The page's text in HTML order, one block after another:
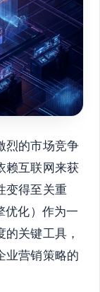
烈的市场竞争
赖互联网来获
变得至关重
优化）作为一
关键工具，
业营销策略的